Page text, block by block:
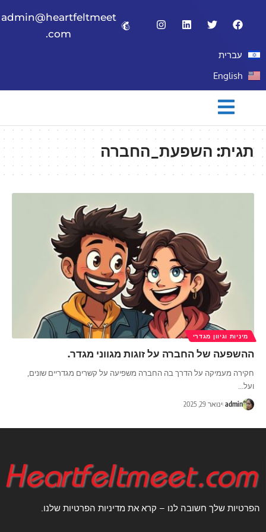
admin@heartfeltmeet
.com
עברית
English
תגית:השפעת_החברה
מיניות וגיוון מגדרי
ההשפעה של החברה על זוגות מגווני מגדר.
חקירה מעמיקה על הדרך בה החברה משפיעה על קשרים מגדריים שונים,
ועל…
admin ינואר 29, 2025
הפרטיות שלך חשובה לנו – קרא את מדיניות הפרטיות שלנו.